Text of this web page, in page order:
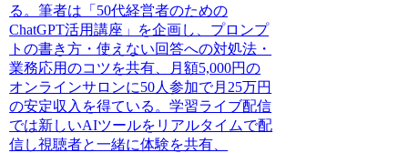
る。筆者は「50代経営者のための
ChatGPT活用講座」を企画し、プロンプ
トの書き方・使えない回答への対処法・
業務応用のコツを共有、月額5,000円の
オンラインサロンに50人参加で月25万円
の安定収入を得ている。学習ライブ配信
では新しいAIツールをリアルタイムで配
信し視聴者と一緒に体験を共有、